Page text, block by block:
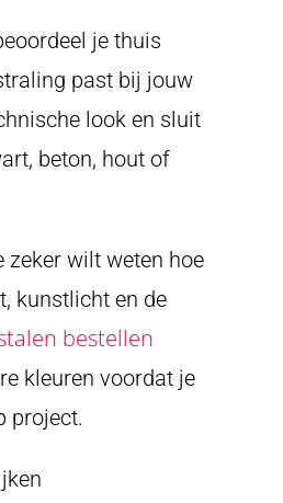
je thuis
past bij jouw
look en sluit
beton, hout of
zeker wilt weten hoe
kunstlicht en de
bestellen
kleuren voordat je
project.